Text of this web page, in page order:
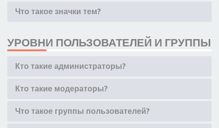
Что такое значки тем?
УРОВНИ ПОЛЬЗОВАТЕЛЕЙ И ГРУППЫ
Кто такие администраторы?
Кто такие модераторы?
Что такое группы пользователей?